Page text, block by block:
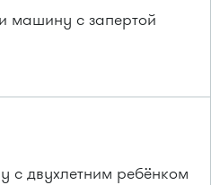
машину с запертой
с двухлетним ребёнком